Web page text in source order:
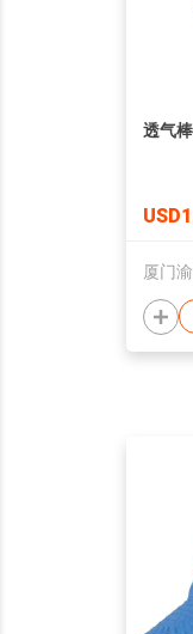
透气
厦门